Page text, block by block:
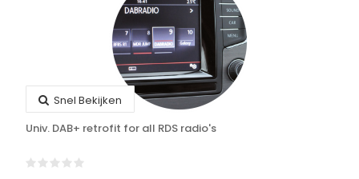
Snel Bekijken
Univ. DAB+ retrofit for all RDS radio's